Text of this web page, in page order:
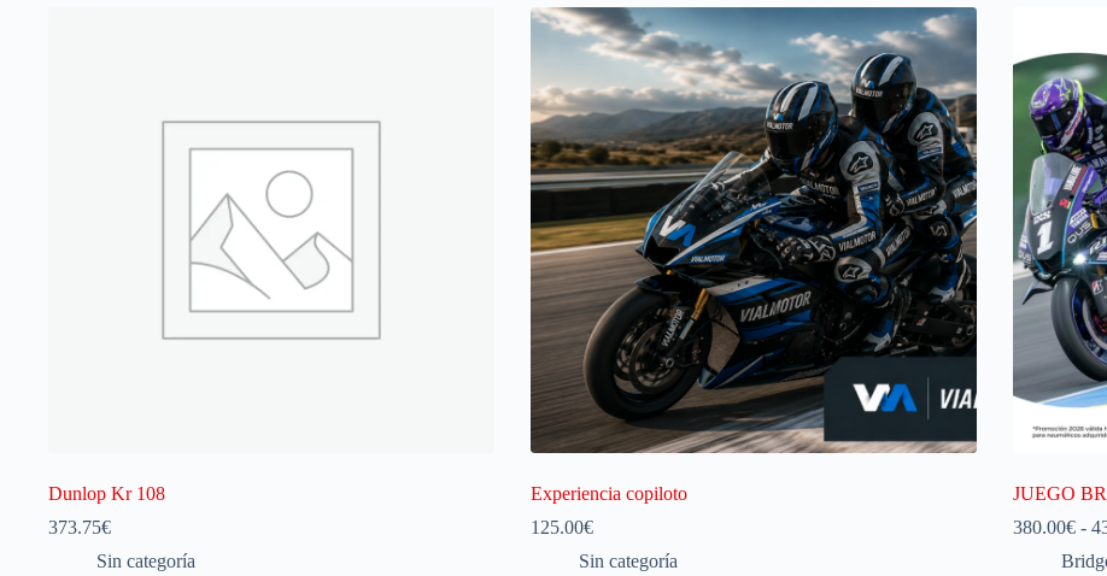
Dunlop Kr 108
373.75€
Sin categoría
Experiencia copiloto
125.00€
Sin categoría
JUEGO
380.00€ -